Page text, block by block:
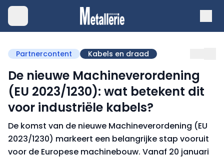
Partnercontent Kabels en draad
De nieuwe Machineverordening
(EU 2023/1230): wat betekent dit
voor industriële kabels?
De komst van de nieuwe Machineverordening (EU
2023/1230) markeert een belangrijke stap vooruit
voor de Europese machinebouw. Vanaf 20 januari